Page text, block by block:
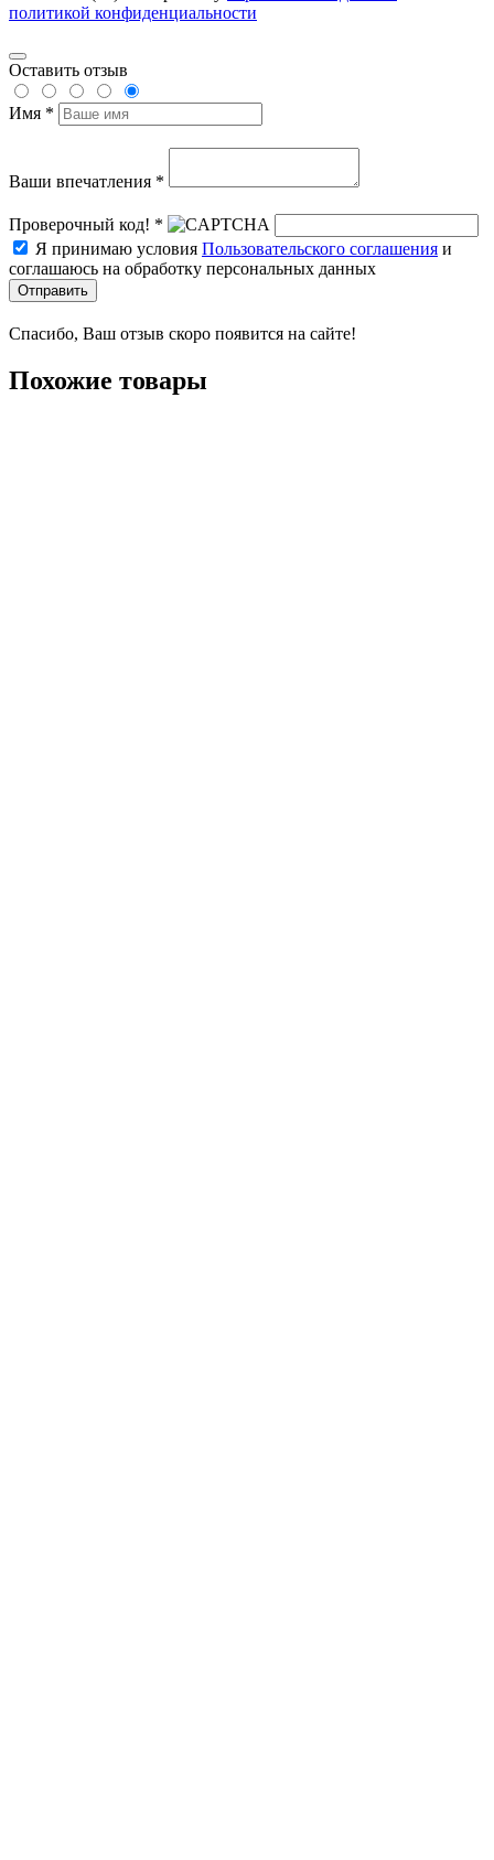
политикой конфиденциальности
Оставить отзыв
Имя *
Ваши впечатления *
Проверочный код! *
Я принимаю условия Пользовательского соглашения и
соглашаюсь на обработку персональных данных
Отправить
Спасибо, Ваш отзыв скоро появится на сайте!
Похожие товары